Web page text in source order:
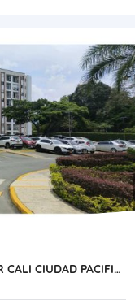
APARTAMENTO VENTA SUR CALI CIUDAD PACIFICO 3 ALCOBAS Y PATIO 1ER PISO